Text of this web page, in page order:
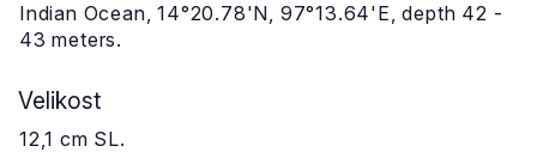
Indian Ocean, 14°20.78'N, 97°13.64'E, depth 42 -
43 meters.
Velikost
12,1 cm SL.